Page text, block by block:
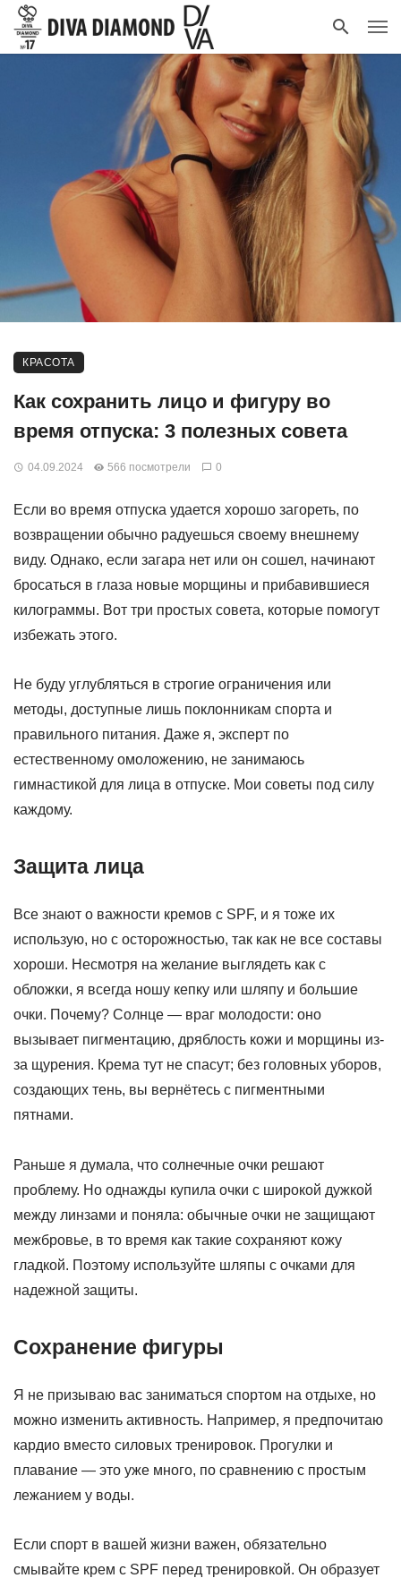
КРАСОТА
Как сохранить лицо и фигуру во
время отпуска: 3 полезных совета
04.09.2024 566 посмотрели 0
Если во время отпуска удается хорошо загореть, по
возвращении обычно радуешься своему внешнему
виду. Однако, если загара нет или он сошел, начинают
бросаться в глаза новые морщины и прибавившиеся
килограммы. Вот три простых совета, которые помогут
избежать этого.
Не буду углубляться в строгие ограничения или
методы, доступные лишь поклонникам спорта и
правильного питания. Даже я, эксперт по
естественному омоложению, не занимаюсь
гимнастикой для лица в отпуске. Мои советы под силу
каждому.
Защита лица
Все знают о важности кремов с SPF, и я тоже их
использую, но с осторожностью, так как не все составы
хороши. Несмотря на желание выглядеть как с
обложки, я всегда ношу кепку или шляпу и большие
очки. Почему? Солнце — враг молодости: оно
вызывает пигментацию, дряблость кожи и морщины из-
за щурения. Крема тут не спасут; без головных уборов,
создающих тень, вы вернётесь с пигментными
пятнами.
Раньше я думала, что солнечные очки решают
проблему. Но однажды купила очки с широкой дужкой
между линзами и поняла: обычные очки не защищают
межбровье, в то время как такие сохраняют кожу
гладкой. Поэтому используйте шляпы с очками для
надежной защиты.
Сохранение фигуры
Я не призываю вас заниматься спортом на отдыхе, но
можно изменить активность. Например, я предпочитаю
кардио вместо силовых тренировок. Прогулки и
плавание — это уже много, по сравнению с простым
лежанием у воды.
Если спорт в вашей жизни важен, обязательно
смывайте крем с SPF перед тренировкой. Он образует